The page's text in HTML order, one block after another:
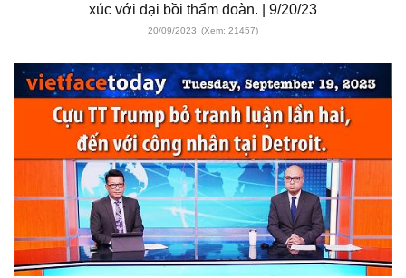
xúc với đại bồi thẩm đoàn. | 9/20/23
20/09/2023 (Xem: 21457)